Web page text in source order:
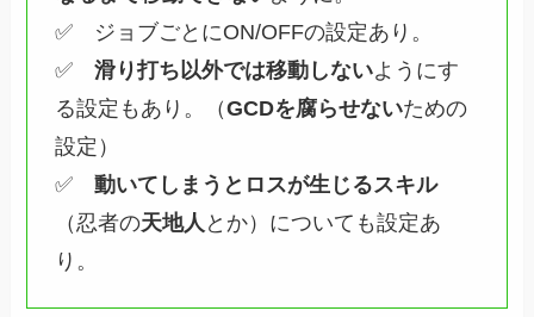
✅ ジョブごとにON/OFFの設定あり。
✅ 滑り打ち以外では移動しないようにす
る設定もあり。（GCDを腐らせないための
設定）
✅ 動いてしまうとロスが生じるスキル
（忍者の天地人 とか）についても設定あ
り。